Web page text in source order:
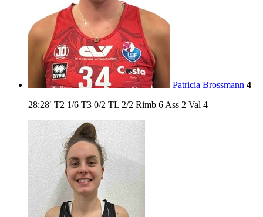
Patricia Brossmann 4
28:28′ T2 1/6 T3 0/2 TL 2/2 Rimb 6 Ass 2 Val 4